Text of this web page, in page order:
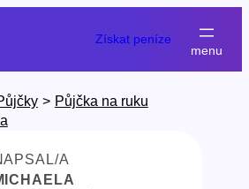
Získat peníze
> Půjčka na ruku
A